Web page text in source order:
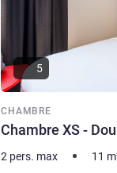
CHAMBRE
Chambre XS -
5
2 pers. max 11